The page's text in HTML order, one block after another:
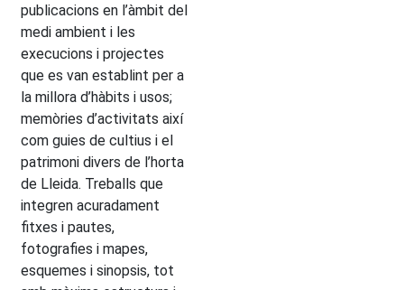
publicacions en l’àmbit del
medi ambient i les
execucions i projectes
que es van establint per a
la millora d’hàbits i usos;
memòries d’activitats així
com guies de cultius i el
patrimoni divers de l’horta
de Lleida. Treballs que
integren acuradament
fitxes i pautes,
fotografies i mapes,
esquemes i sinopsis, tot